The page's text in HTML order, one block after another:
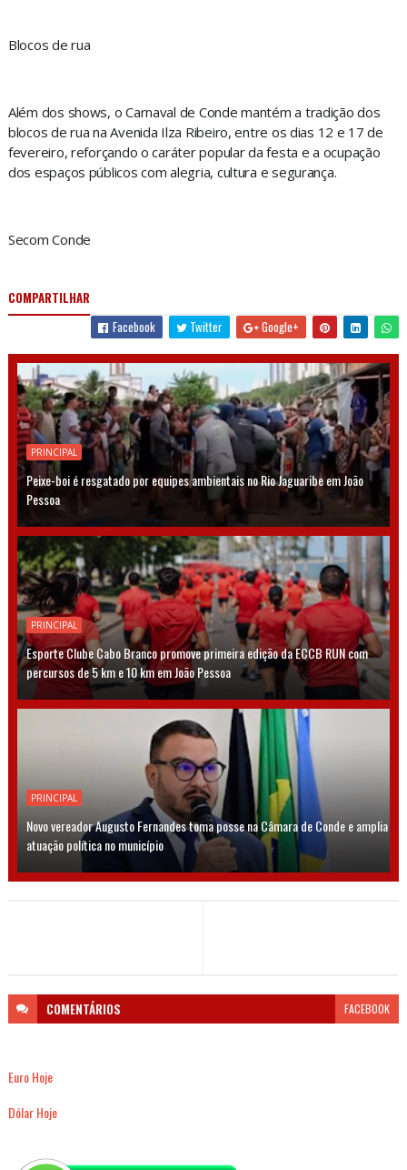
Blocos de rua
Além dos shows, o Carnaval de Conde mantém a tradição dos
blocos de rua na Avenida Ilza Ribeiro, entre os dias 12 e 17 de
fevereiro, reforçando o caráter popular da festa e a ocupação
dos espaços públicos com alegria, cultura e segurança.
Secom Conde
COMPARTILHAR
Facebook
Twitter Google+
PRINCIPAL
Peixe-boi é resgatado por equipes ambientais no Rio Jaguaribe em João
Pessoa
PRINCIPAL
Esporte Clube Cabo Branco promove primeira edição da ECCB RUN com
percursos de 5 km e 10 km em João Pessoa
PRINCIPAL
Novo vereador Augusto Fernandes toma posse na Câmara de Conde e amplia
atuação política no município
COMENTÁRIOS FACEBOOK
Euro Hoje
Dólar Hoje